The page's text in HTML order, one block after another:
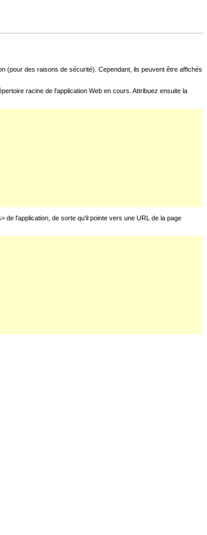
(pour des raisons de sécurité). Cependant, ils peuvent être affichés
racine de l'application Web en cours. Attribuez ensuite la
de l'application, de sorte qu'il pointe vers une URL de la page